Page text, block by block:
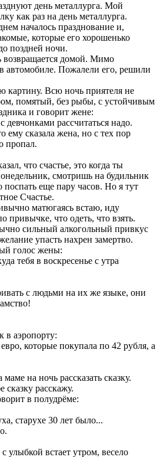
день металлурга. Мой
как раз на день металлурга.
началось празднование и,
которые его хорошенько
поздней ночи.
домой. Мимо
автомобиле. Пожалели его, решили
картину. Всю ночь приятеля не
помятый, без рыбы, с устойчивым
и говорит жене:
девчонками рассчитаться надо.
ему сказала жена, но с тех пор
пропал.
что счастье, это когда ты
смотришь на будильник
еще пару часов. Но я тут
Счастье.
матюгаясь встаю, иду
что одеть, что взять.
сильный алкогольный привкус
упасть наxpен замертво.
голос жены:
тебя в воскресенье с утра
с людьми на их же языке, они
в аэропорту:
которые покупала по 42 рубля, а
на ночь рассказать сказку.
сказку расскажу.
в полудрёме:
старухе 30 лет было...
улыбкой встает утром, весело